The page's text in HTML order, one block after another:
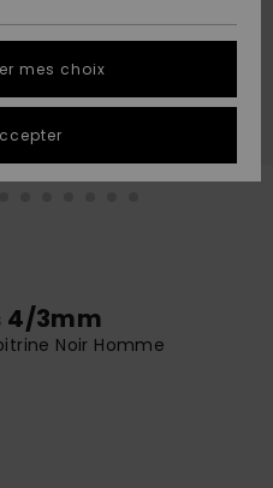
4/3mm
Noir Homme
mes choix